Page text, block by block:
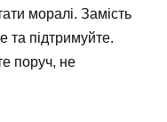
моралі. Замість
та підтримуйте.
поруч, не